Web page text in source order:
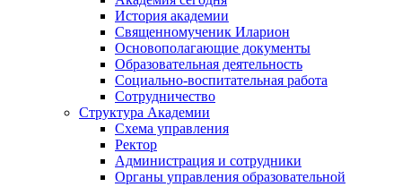
История академии
Священномученик Иларион
Основополагающие документы
Образовательная деятельность
Социально-воспитательная работа
Сотрудничество
Структура Академии
Схема управления
Ректор
Администрация и сотрудники
Органы управления образовательной